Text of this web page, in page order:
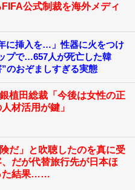
公式制裁を海外メディ
に挿入を…」性器に火をつけ
プで…657人が死亡した韓
のおぞましすぎる実態
銀植田総裁「今後は女性の正
材活用が鍵」
険だ」と吹聴したのを真に受
だが代替旅行先が日本ほ
た結果……